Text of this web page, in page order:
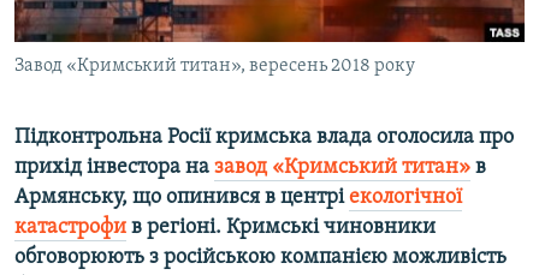
ІНФОГРАФІКА
ДОЛУЧАЙСЯ!
Усі сайти RFE/RL
Завод «Кримський титан», вересень 2018 року
Підконтрольна Росії кримська влада оголосила про
прихід інвестора на завод «Кримський титан» в
Армянську, що опинився в центріекологічної
катастрофи в регіоні. Кримські чиновники
обговорюють з російською компанією можливість